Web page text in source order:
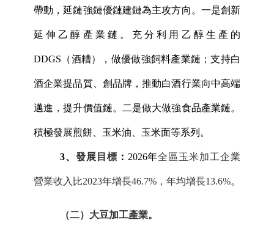
帶動，延鏈強鏈優鏈建鏈為主攻方向。一是創新
延伸乙醇產業鏈。充分利用乙醇生產的
DDGS（酒糟），做優做強飼料產業鏈；支持白
酒企業提品質、創品牌，推動白酒行業向中高端
邁進，提升價值鏈。二是做大做強食品產業鏈。
積極發展煎餅、玉米油、玉米面等系列。
3、 發展目標 ： 2026年全區玉米加工企業
營業收入比2023年增長46.7%，年均增長13.6%。
（二）大豆加工產業。